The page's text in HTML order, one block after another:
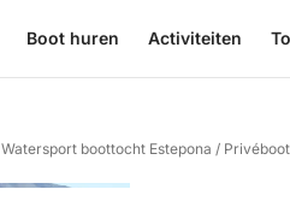
Boot huren Activiteiten
Watersport boottocht Estepona /